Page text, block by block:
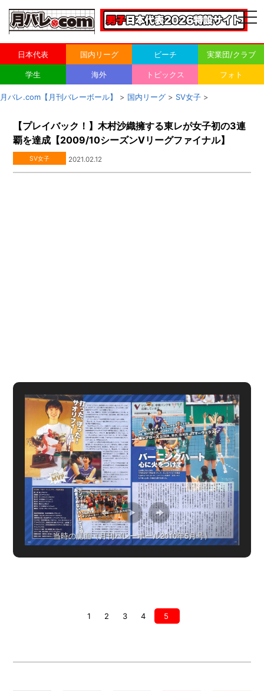
日本代表 国内リーグ ビーチ 実業団/クラブ
学生 海外 トピックス フォト
月バレ.com【月刊バレーボール】 > 国内リーグ > SV女子 >
【プレイバック！】木村沙織擁する東レが女子初の3連
覇を達成【2009/10シーズンVリーグファイナル】
SV女子 2021.02.12
当時の誌面（月刊バレーボール2010年5月号）
1 2 3 4 5